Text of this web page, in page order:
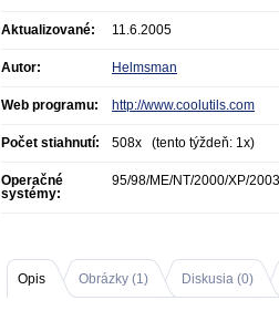
Aktualizované: 11.6.2005
Autor: Helmsman
Web programu: http://www.coolutils.com
Počet stiahnutí: 508x (tento týždeň: 1x)
Operačné
systémy:
95/98/ME/NT/2000/XP/2003
Opis Obrázky (1) Diskusia (0)